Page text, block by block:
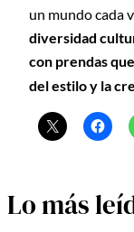
un mundo cada
diversidad
con prendas
del estilo y la
Lo más